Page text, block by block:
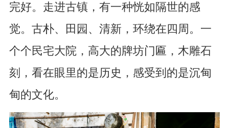
完好。走进古镇，有一种恍如隔世的感
觉。古朴、田园、清新，环绕在四周。一
个个民宅大院，高大的牌坊门匾，木雕石
刻，看在眼里的是历史，感受到的是沉甸
甸的文化。